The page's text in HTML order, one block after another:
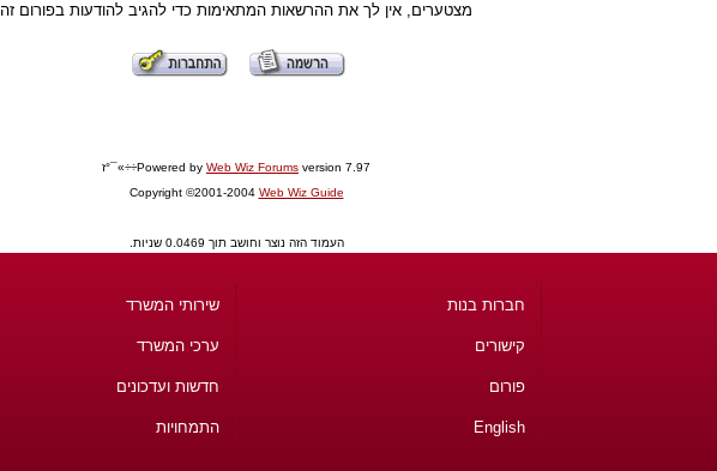
מצטערים, אין לך את ההרשאות המתאימות כדי להגיב להודעות בפורום זה
Powered by Web Wiz Forums version 7.97÷÷»¯°ז
Copyright ©2001-2004 Web Wiz Guide
העמוד הזה נוצר וחושב תוך 0.0469 שניות.
חברות בנות
קישורים
פורום
English
שירותי המשרד
ערכי המשרד
חדשות ועדכונים
התמחויות